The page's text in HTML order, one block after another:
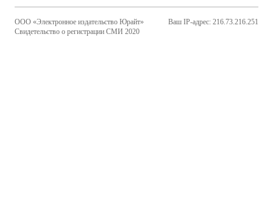
ООО «Электронное издательство Юрайт»
Свидетельство о регистрации СМИ 2020
Ваш IP-адрес: 216.73.216.251